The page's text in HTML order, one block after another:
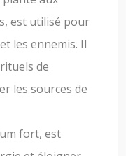
est utilisé pour
les ennemis. Il
de
les sources de
fort, est